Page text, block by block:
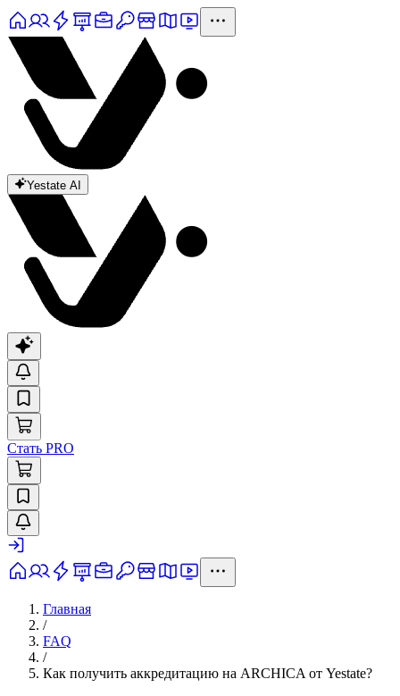
Yestate AI
Стать PRO
Главная
/
FAQ
/
Как получить аккредитацию на ARCHICA от Yestate?